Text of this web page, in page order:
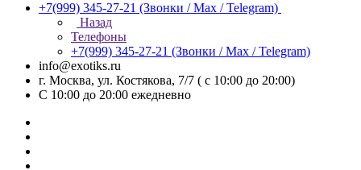
+7(999) 345-27-21 (Звонки / Max / Telegram)
Назад
Телефоны
+7(999) 345-27-21 (Звонки / Max / Telegram)
info@exotiks.ru
г. Москва, ул. Костякова, 7/7 ( с 10:00 до 20:00)
С 10:00 до 20:00 ежедневно